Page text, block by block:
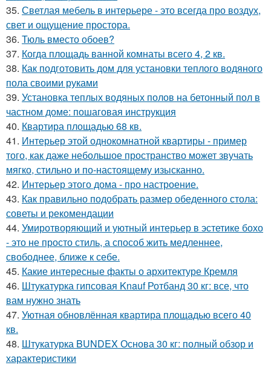
35. Светлая мебель в интерьере - это всегда про воздух,
свет и ощущение простора.
36. Тюль вместо обоев?
37. Когда площадь ванной комнаты всего 4, 2 кв.
38. Как подготовить дом для установки теплого водяного
пола своими руками
39. Установка теплых водяных полов на бетонный пол в
частном доме: пошаговая инструкция
40. Квартира площадью 68 кв.
41. Интерьер этой однокомнатной квартиры - пример
того, как даже небольшое пространство может звучать
мягко, стильно и по-настоящему изысканно.
42. Интерьер этого дома - про настроение.
43. Как правильно подобрать размер обеденного стола:
советы и рекомендации
44. Умиротворяющий и уютный интерьер в эстетике бохо
- это не просто стиль, а способ жить медленнее,
свободнее, ближе к себе.
45. Какие интересные факты о архитектуре Кремля
46. Штукатурка гипсовая Knauf Ротбанд 30 кг: все, что
вам нужно знать
47. Уютная обновлённая квартира площадью всего 40
кв.
48. Штукатурка BUNDEX Основа 30 кг: полный обзор и
характеристики